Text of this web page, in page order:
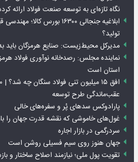
نگاه تازه‌ای به توسعه صنعت فولاد ارائه
ابلاغیه جنجالی ۱۶۳۰۰
تولید؟
مدیرکل محیط‌زیست: صنایع هرمزگان باید
نماینده مجلس: رصدخانه نوآوری فولاد
استان است
عقب‌ماندگی طرح توسعه
پارادوکس سدهای پُر و سفره‌های خالی
غول‌های خاموشی که نقشه قدرت جهان را
سردرگمی در بازار اجاره
جهان هنوز روی سیم فسیلی روشن است
تقویت پول ملی؛ نیازمند اصلاح ساختار و